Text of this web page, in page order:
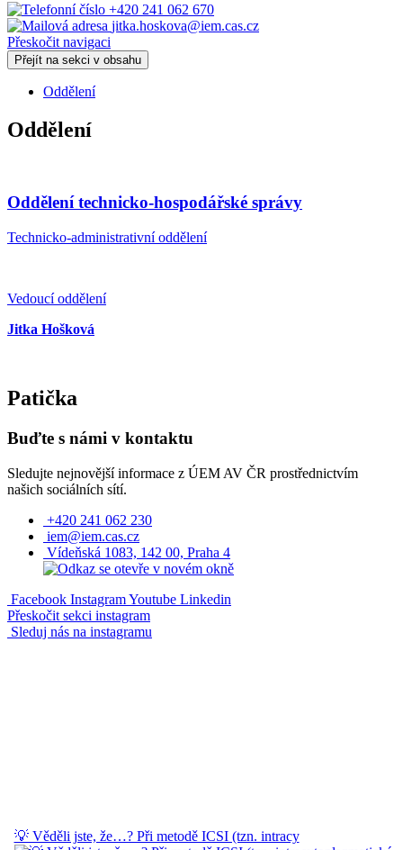
+420 241 062 670
jitka.hoskova@iem.cas.cz
Přeskočit navigaci
Přejít na sekci v obsahu
Oddělení
Oddělení
Oddělení technicko-hospodářské správy
Technicko-administrativní oddělení
Vedoucí oddělení
Jitka Hošková
Patička
Buďte s námi v kontaktu
Sledujte nejnovější informace z ÚEM AV ČR prostřednictvím
našich sociálních sítí.
+420 241 062 230
iem@iem.cas.cz
Vídeňská 1083, 142 00, Praha 4
Facebook InstagramYoutube Linkedin
Přeskočit sekci instagram
Sleduj nás na instagramu
💡 Věděli jste, že…? Při metodě ICSI (tzn. intracy